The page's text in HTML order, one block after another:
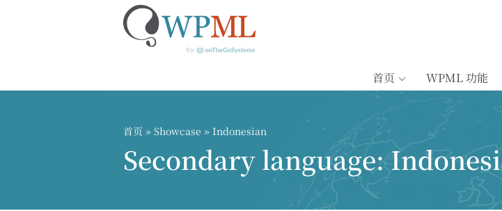
首页 WPML 功能
首页 » Showcase » Indonesian
Secondary language: